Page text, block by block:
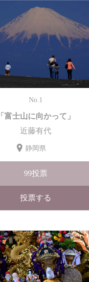
No.1
「富士山に向かって」
近藤有代
静岡県
99投票
投票する